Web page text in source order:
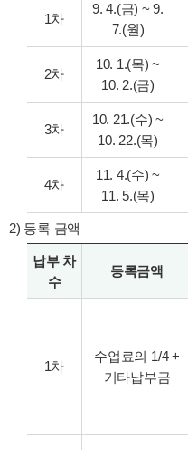
1차
9. 4.(금) ~ 9.
7.(월)
2차
10. 1.(목) ~
10. 2.(금)
3차
10. 21.(수) ~
10. 22.(목)
4차
11. 4.(수) ~
11. 5.(목)
2) 등록 금액
납부 차
수
등록금액
1차
수업료의 1/4 +
기타납부금